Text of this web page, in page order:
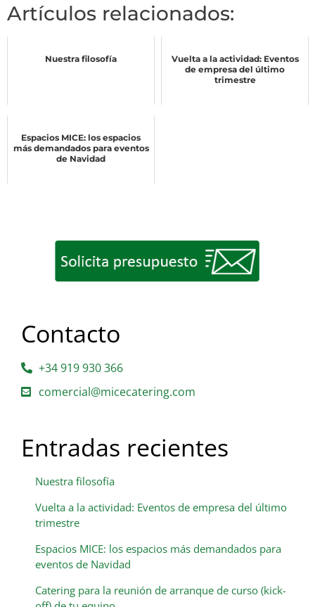
Artículos relacionados:
Nuestra filosofía
Vuelta a la actividad: Eventos
de empresa del último
trimestre
Espacios MICE: los espacios
más demandados para eventos
de Navidad
Contacto
+34 919 930 366
comercial@micecatering.com
Entradas recientes
Nuestra filosofía
Vuelta a la actividad: Eventos de empresa del último
trimestre
Espacios MICE: los espacios más demandados para
eventos de Navidad
Catering para la reunión de arranque de curso (kick-